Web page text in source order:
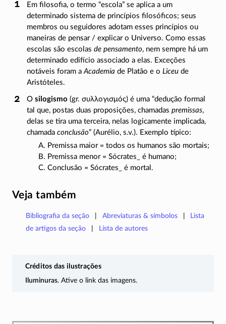
Em filosofia, o termo “escola” se aplica a um
determinado sistema de princípios filosóficos; seus
membros ou seguidores adotam esses princípios ou
maneiras de pensar / explicar o Universo. Como essas
escolas são escolas de pensamento, nem sempre há um
determinado edifício associado a elas. Exceções
notáveis foram a Academia de Platão e o Liceude
Aristóteles.
O silogismo (gr. συλλογισμός) é uma “dedução formal
tal que, postas duas proposições, chamadas premissas,
delas se tira uma terceira, nelas logicamente implicada,
chamada conclusão” (Aurélio, s.v.). Exemplo típico:
A. Premissa maior = todos os humanos são mortais;
B. Premissa menor = Sócrates_ é humano;
C. Conclusão = Sócrates_ é mortal.
Veja também
Bibliografia da seção Abreviaturas & símbolos
Lista
de artigos da seção
Lista de autores
Créditos das ilustrações
Iluminuras. Ative o link das imagens.